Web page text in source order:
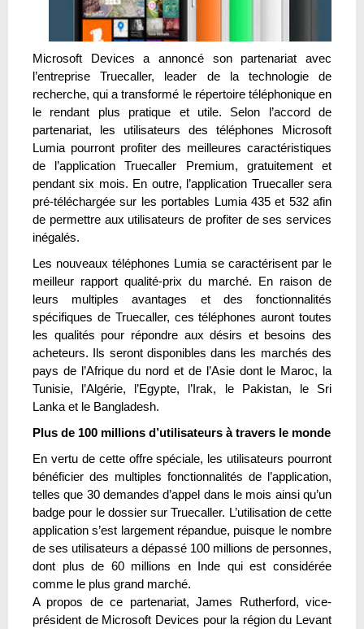
Microsoft Devices a annoncé son partenariat avec
l’entreprise Truecaller, leader de la technologie de
recherche, qui a transformé le répertoire téléphonique en
le rendant plus pratique et utile. Selon l’accord de
partenariat, les utilisateurs des téléphones Microsoft
Lumia pourront profiter des meilleures caractéristiques
de l’application Truecaller Premium, gratuitement et
pendant six mois. En outre, l’application Truecaller sera
pré-téléchargée sur les portables Lumia 435 et 532 afin
de permettre aux utilisateurs de profiter de ses services
inégalés.
Les nouveaux téléphones Lumia se caractérisent par le
meilleur rapport qualité-prix du marché. En raison de
leurs multiples avantages et des fonctionnalités
spécifiques de Truecaller, ces téléphones auront toutes
les qualités pour répondre aux désirs et besoins des
acheteurs. Ils seront disponibles dans les marchés des
pays de l’Afrique du nord et de l’Asie dont le Maroc, la
Tunisie, l’Algérie, l’Egypte, l’Irak, le Pakistan, le Sri
Lanka et le Bangladesh.
Plus de 100 millions d’utilisateurs à travers le monde
En vertu de cette offre spéciale, les utilisateurs pourront
bénéficier des multiples fonctionnalités de l’application,
telles que 30 demandes d’appel dans le mois ainsi qu’un
badge pour le dossier sur Truecaller. L’utilisation de cette
application s’est largement répandue, puisque le nombre
de ses utilisateurs a dépassé 100 millions de personnes,
dont plus de 60 millions en Inde qui est considérée
comme le plus grand marché.
A propos de ce partenariat, James Rutherford, vice-
président de Microsoft Devices pour la région du Levant